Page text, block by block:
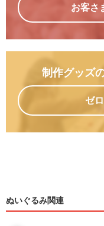
お客さ
制作グッズ
ゼ
ぬいぐるみ関連